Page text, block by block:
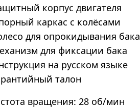
корпус двигателя
каркас с колёсами
для опрокидывания бака
для фиксации бака
на русском языке
талон
вращения: 28 об/мин